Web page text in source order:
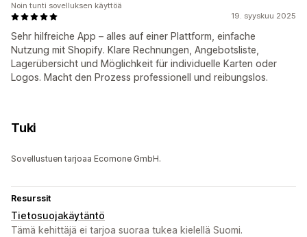
19. syyskuu 2025
Sehr hilfreiche App – alles auf einer Plattform, einfache
Nutzung mit Shopify. Klare Rechnungen, Angebotsliste,
Lagerübersicht und Möglichkeit für individuelle Karten oder
Logos. Macht den Prozess professionell und reibungslos.
Noin tunti sovelluksen käyttöä
Tuki
Sovellustuen tarjoaa Ecomone GmbH.
Resurssit
Tietosuojakäytäntö
Tämä kehittäjä ei tarjoa suoraa tukea kielellä Suomi.